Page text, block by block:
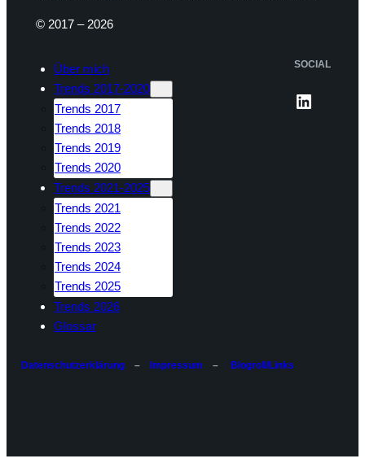
© 2017 – 2026
Über mich
Trends 2017-2020
Trends 2017
Trends 2018
Trends 2019
Trends 2020
Trends 2021-2025
Trends 2021
Trends 2022
Trends 2023
Trends 2024
Trends 2025
Trends 2026
Glossar
Datenschutzerklärung– Impressum – Blogroll/Links
SOCIAL
LinkedIn